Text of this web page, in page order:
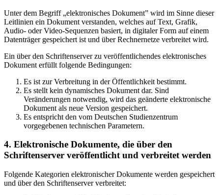
Unter dem Begriff „elektronisches Dokument” wird im Sinne dieser
Leitlinien ein Dokument verstanden, welches auf Text, Grafik,
Audio- oder Video-Sequenzen basiert, in digitaler Form auf einem
Datenträger gespeichert ist und über Rechnernetze verbreitet wird.
Ein über den Schriftenserver zu veröffentlichendes elektronisches
Dokument erfüllt folgende Bedingungen:
Es ist zur Verbreitung in der Öffentlichkeit bestimmt.
Es stellt kein dynamisches Dokument dar. Sind
Veränderungen notwendig, wird das geänderte elektronische
Dokument als neue Version gespeichert.
Es entspricht den vom Deutschen Studienzentrum
vorgegebenen technischen Parametern.
4. Elektronische Dokumente, die über den
Schriftenserver veröffentlicht und verbreitet werden
Folgende Kategorien elektronischer Dokumente werden gespeichert
und über den Schriftenserver verbreitet: